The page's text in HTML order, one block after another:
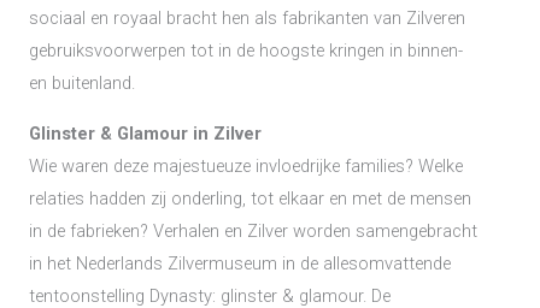
sociaal en royaal bracht hen als fabrikanten van Zilveren
gebruiksvoorwerpen tot in de hoogste kringen in binnen-
en buitenland.
Glinster & Glamour in Zilver
Wie waren deze majestueuze invloedrijke families? Welke
relaties hadden zij onderling, tot elkaar en met de mensen
in de fabrieken? Verhalen en Zilver worden samengebracht
in het Nederlands Zilvermuseum in de allesomvattende
tentoonstelling Dynasty: glinster & glamour. De